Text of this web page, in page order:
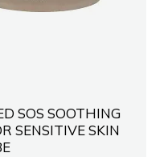
SOS SOOTHING
SENSITIVE SKIN